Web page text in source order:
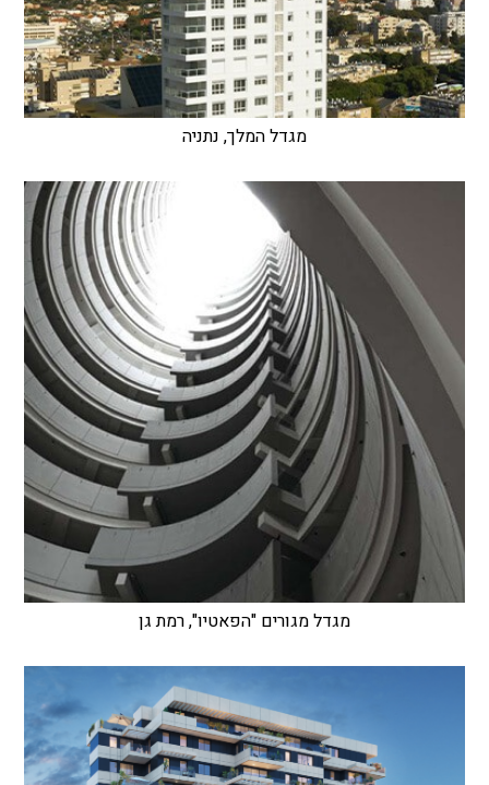
מגדל המלך, נתניה
מגדל מגורים "הפאטיו", רמת גן